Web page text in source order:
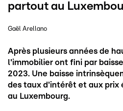
partout au
Gaël Arellano
Après plusieurs années de
l'immobilier ont fini par
2023. Une baisse
des taux d'intérêt et aux prix
au Luxembourg.